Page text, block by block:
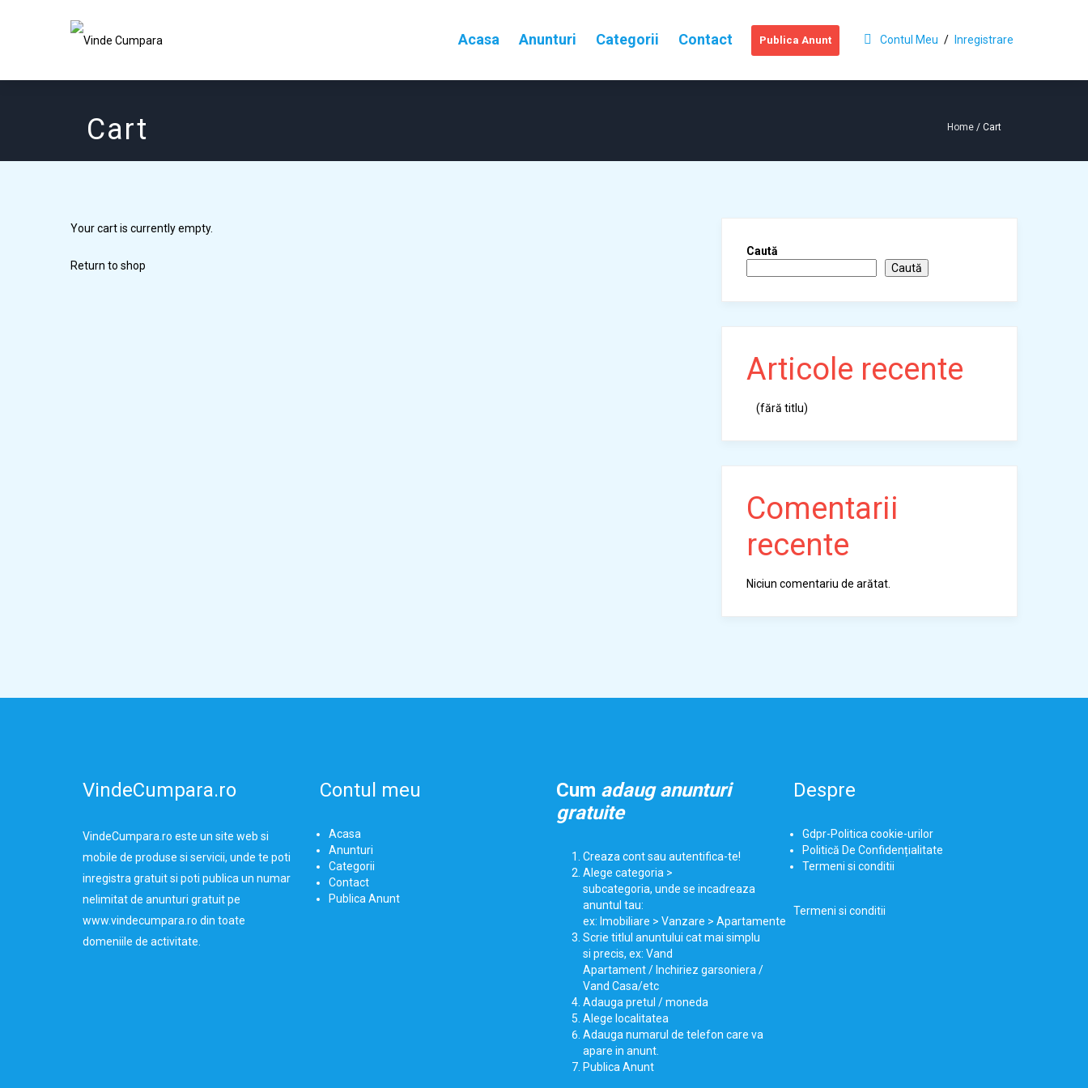
Acasa Anunturi Categorii Contact Contul Meu / Inregistrare
Publica Anunt
Cart Home / Cart
Your cart is currently empty.
Return to shop
Caută
Caută
Articole recente
(fără titlu)
Comentarii
recente
Niciun comentariu de arătat.
VindeCumpara.ro
VindeCumpara.ro este un site web si
mobile de produse si servicii, unde te poti
inregistra gratuit si poti publica un numar
nelimitat de anunturi gratuit pe
www.vindecumpara.ro din toate
domeniile de activitate.
Contul meu
Acasa
Anunturi
Categorii
Contact
Publica Anunt
Cum adaug anunturi
gratuite
Creaza cont sau autentifica-te!
Alege categoria >
subcategoria, unde se incadreaza
anuntul tau:
ex: Imobiliare > Vanzare > Apartamente
Scrie titlul anuntului cat mai simplu
si precis, ex: Vand
Apartament / Inchiriez garsoniera /
Vand Casa/etc
Adauga pretul / moneda
Alege localitatea
Adauga numarul de telefon care va
apare in anunt.
Publica Anunt
Despre
Gdpr-Politica cookie-urilor
Politică De Confidențialitate
Termeni si conditii
Termeni si conditii